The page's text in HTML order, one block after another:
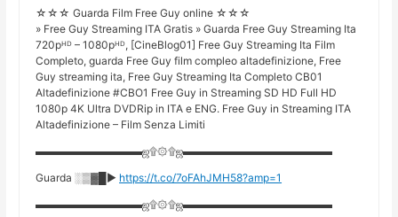
☆☆☆ Guarda Film Free Guy online ☆☆☆
» Free Guy Streaming ITA Gratis » Guarda Free Guy Streaming Ita
720pᴴᴰ – 1080pᴴᴰ, [CineBlog01] Free Guy Streaming Ita Film
Completo, guarda Free Guy film compleo altadefinizione, Free
Guy streaming ita, Free Guy Streaming Ita Completo CB01
Altadefinizione #CBO1 Free Guy in Streaming SD HD Full HD
1080p 4K Ultra DVDRip in ITA e ENG. Free Guy in Streaming ITA
Altadefinizione – Film Senza Limiti
▬▬▬▬▬▬▬▬▬▬ஜ۩۞۩ஜ▬▬▬▬▬▬▬▬▬▬▬▬▬▬
Guarda ░▒▓█► https://t.co/7oFAhJMH58?amp=1
▬▬▬▬▬▬▬▬▬▬ஜ۩۞۩ஜ▬▬▬▬▬▬▬▬▬▬▬▬▬▬